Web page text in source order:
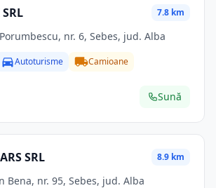
7.8 km
nr. 6, Sebes, jud. Alba
Autoturisme Camioane
Sună
SRL 8.9 km
Bena, nr. 95, Sebes, jud. Alba